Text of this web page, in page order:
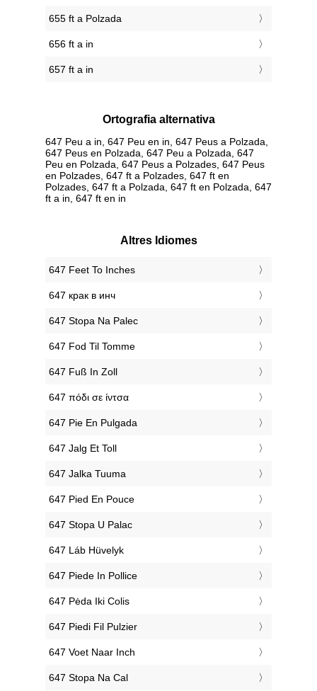
655 ft a Polzada
656 ft a in
657 ft a in
Ortografia alternativa
647 Peu a in, 647 Peu en in, 647 Peus a Polzada,
647 Peus en Polzada, 647 Peu a Polzada, 647
Peu en Polzada, 647 Peus a Polzades, 647 Peus
en Polzades, 647 ft a Polzades, 647 ft en
Polzades, 647 ft a Polzada, 647 ft en Polzada, 647
ft a in, 647 ft en in
Altres Idiomes
‎647 Feet To Inches
‎647 крак в инч
‎647 Stopa Na Palec
‎647 Fod Til Tomme
‎647 Fuß In Zoll
‎647 πόδι σε ίντσα
‎647 Pie En Pulgada
‎647 Jalg Et Toll
‎647 Jalka Tuuma
‎647 Pied En Pouce
‎647 Stopa U Palac
‎647 Láb Hüvelyk
‎647 Piede In Pollice
‎647 Pėda Iki Colis
‎647 Piedi Fil Pulzier
‎647 Voet Naar Inch
‎647 Stopa Na Cal